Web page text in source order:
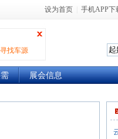
设为首页 手机APP下
寻找车源
展会信息